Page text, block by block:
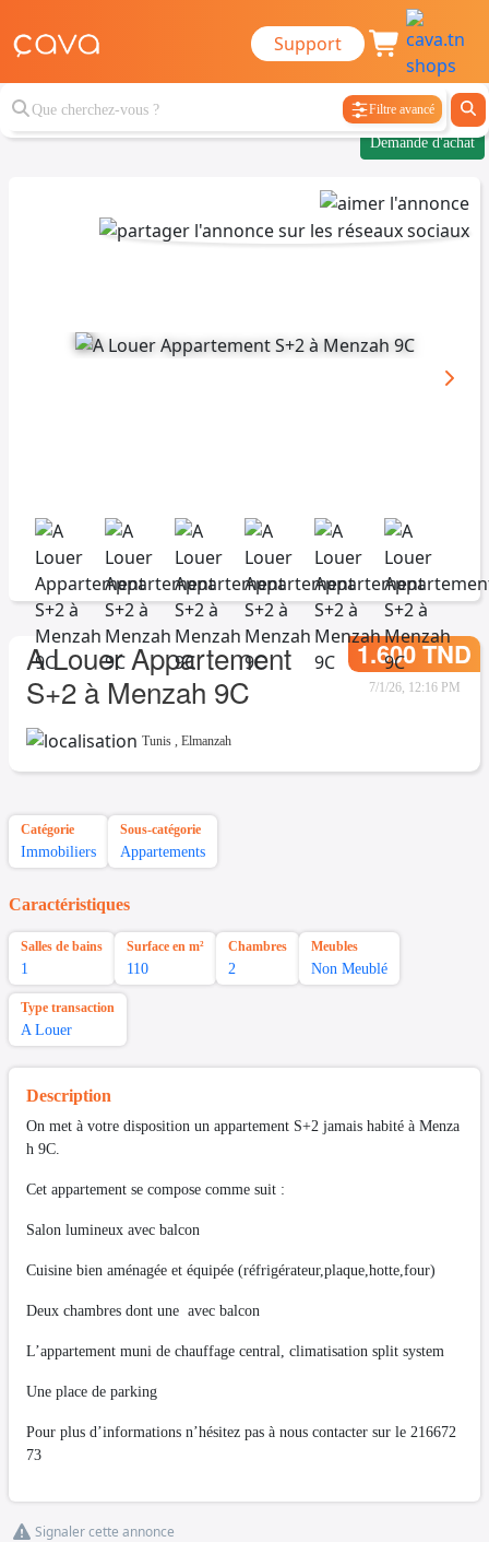
Support
Filtre avancé
Demande d'achat
A Louer Appartement
S+2 à Menzah 9C
1.600 TND
7/1/26, 12:16 PM
Tunis , Elmanzah
Catégorie
Immobiliers
Sous-catégorie
Appartements
Caractéristiques
Salles de bains
1
Surface en m²
110
Chambres
2
Meubles
Non Meublé
Type transaction
A Louer
Description
On met à votre disposition un appartement S+2 jamais habité à Menza
h 9C.
Cet appartement se compose comme suit :
Salon lumineux avec balcon
Cuisine bien aménagée et équipée (réfrigérateur,plaque,hotte,four)
Deux chambres dont une avec balcon
L’appartement muni de chauffage central, climatisation split system
Une place de parking
Pour plus d’informations n’hésitez pas à nous contacter sur le 216672
73
Signaler cette annonce